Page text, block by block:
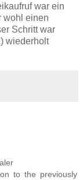
war ein
wohl einen
Schritt war
wiederholt
to the previously